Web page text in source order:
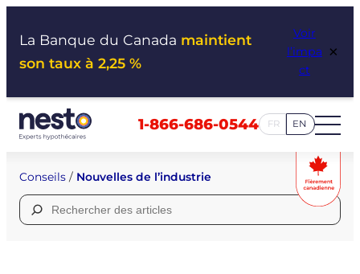
La Banque du Canada maintient
son taux à 2,25 %
Voir
l’impa
ct
×
1-866-686-0544 FR EN
Conseils / Nouvelles de l’industrie
Rechercher :